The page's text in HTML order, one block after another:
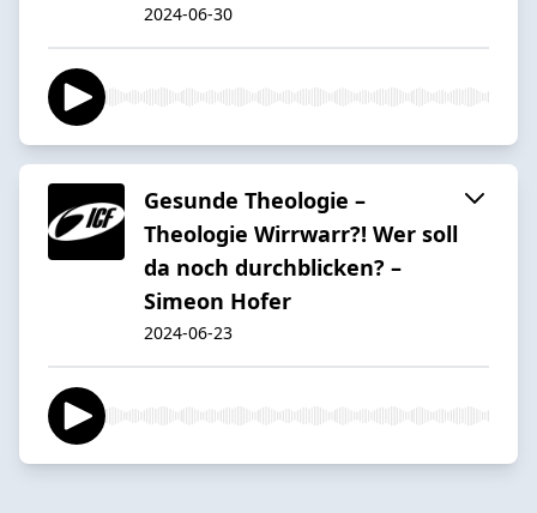
2024-06-30
Gesunde Theologie –
Theologie Wirrwarr?! Wer soll
da noch durchblicken? –
Simeon Hofer
2024-06-23